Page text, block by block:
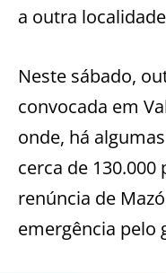
a outra
Neste sábado,
convocada em
onde, há
cerca de 130.000
renúncia de
emergência pelo